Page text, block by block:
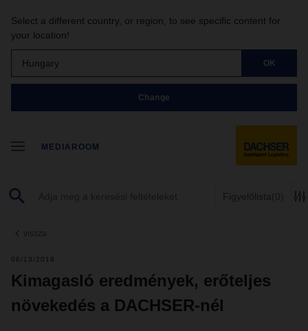
Select a different country, or region, to see specific content for
your location!
Hungary OK
Change
MEDIAROOM
Figyelőlista (0)
vissza
06/13/2018
Kimagasló eredmények, erőteljes
növekedés a DACHSER-nél